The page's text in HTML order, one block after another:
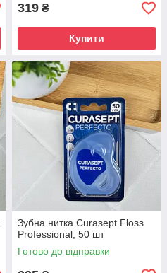
319 ₴
Купити
Зубна нитка Curasept Floss
Professional, 50 шт
Готово до відправки